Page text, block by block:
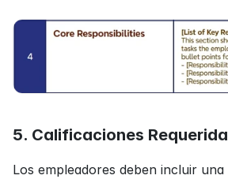
5. Calificaciones
Los empleadores deben incluir